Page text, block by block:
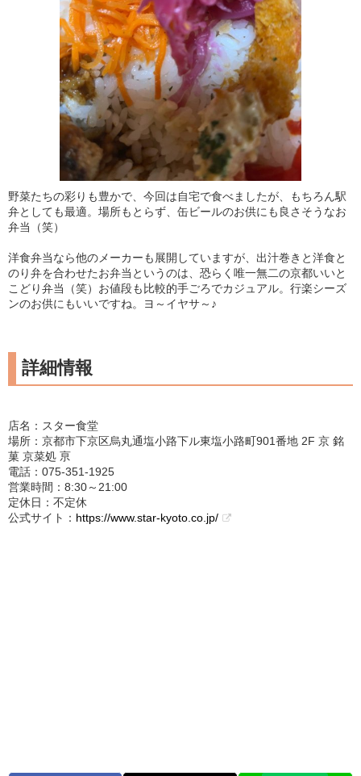
野菜たちの彩りも豊かで、今回は自宅で食べましたが、もちろん駅
弁としても最適。場所もとらず、缶ビールのお供にも良さそうなお
弁当（笑）
洋食弁当なら他のメーカーも展開していますが、出汁巻きと洋食と
のり弁を合わせたお弁当というのは、恐らく唯一無二の京都いいと
こどり弁当（笑）お値段も比較的手ごろでカジュアル。行楽シーズ
ンのお供にもいいですね。ヨ～イヤサ～♪
詳細情報
店名：スター食堂
場所：京都市下京区烏丸通塩小路下ル東塩小路町901番地 2F 京 銘
菓 京菜処 亰
電話：075-351-1925
営業時間：8:30～21:00
定休日：不定休
公式サイト： https://www.star-kyoto.co.jp/